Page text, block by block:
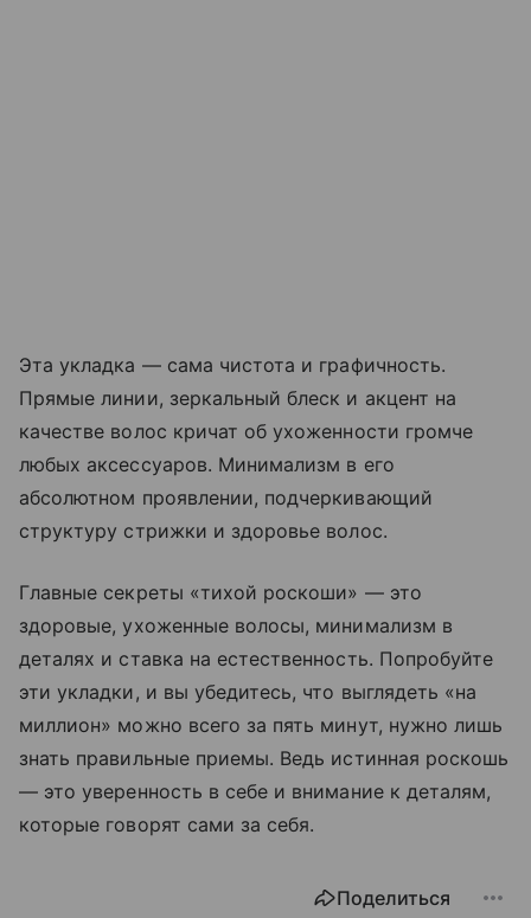
Эта укладка — сама чистота и графичность.
Прямые линии, зеркальный блеск и акцент на
качестве волос кричат об ухоженности громче
любых аксессуаров. Минимализм в его
абсолютном проявлении, подчеркивающий
структуру стрижки и здоровье волос.
Главные секреты «тихой роскоши» — это
здоровые, ухоженные волосы, минимализм в
деталях и ставка на естественность. Попробуйте
эти укладки, и вы убедитесь, что выглядеть «на
миллион» можно всего за пять минут, нужно лишь
знать правильные приемы. Ведь истинная роскошь
— это уверенность в себе и внимание к деталям,
которые говорят сами за себя.
Поделиться